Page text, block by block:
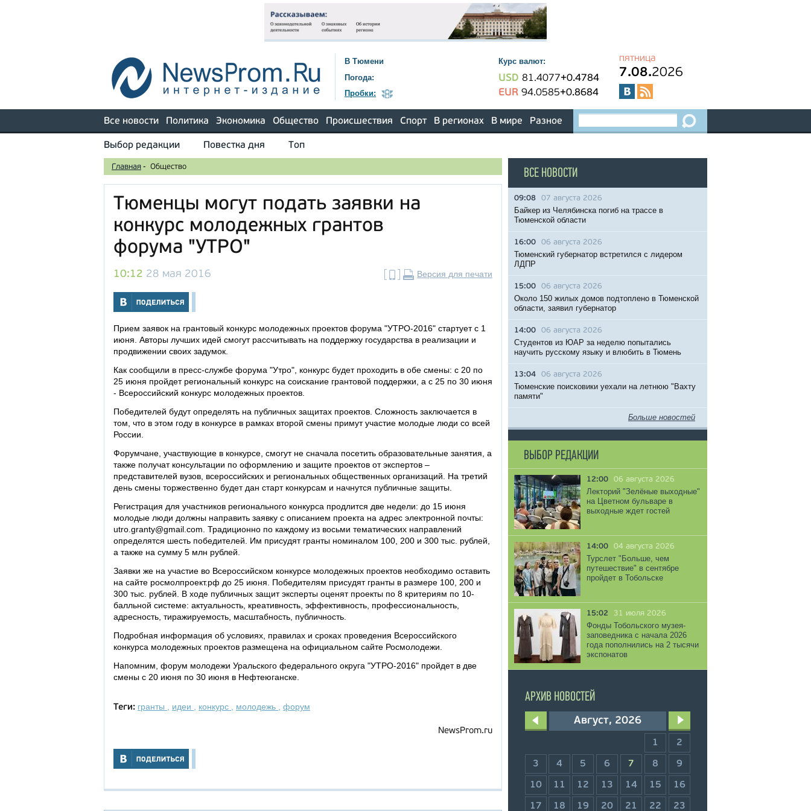
В Тюмени
Погода:
Пробки:
Курс валют:
USD 81.4077+0.4784
EUR 94.0585+0.8684
пятница
7.08.2026
Все новости Политика Экономика Общество Происшествия Спорт В регионах В мире Разное
Выбор редакции Повестка дня Топ
Главная - Общество
Тюменцы могут подать заявки на
конкурс молодежных грантов
форума "УТРО"
10:12 28 мая 2016 Версия для печати
Прием заявок на грантовый конкурс молодежных проектов форума "УТРО-2016" стартует с 1
июня. Авторы лучших идей смогут рассчитывать на поддержку государства в реализации и
продвижении своих задумок.
Как сообщили в пресс-службе форума "Утро", конкурс будет проходить в обе смены: с 20 по
25 июня пройдет региональный конкурс на соискание грантовой поддержки, а с 25 по 30 июня
- Всероссийский конкурс молодежных проектов.
Победителей будут определять на публичных защитах проектов. Сложность заключается в
том, что в этом году в конкурсе в рамках второй смены примут участие молодые люди со всей
России.
Форумчане, участвующие в конкурсе, смогут не сначала посетить образовательные занятия, а
также получат консультации по оформлению и защите проектов от экспертов –
представителей вузов, всероссийских и региональных общественных организаций. На третий
день смены торжественно будет дан старт конкурсам и начнутся публичные защиты.
Регистрация для участников регионального конкурса продлится две недели: до 15 июня
молодые люди должны направить заявку с описанием проекта на адрес электронной почты:
utro.granty@gmail.com. Традиционно по каждому из восьми тематических направлений
определятся шесть победителей. Им присудят гранты номиналом 100, 200 и 300 тыс. рублей,
а также на сумму 5 млн рублей.
Заявки же на участие во Всероссийском конкурсе молодежных проектов необходимо оставить
на сайте росмолпроект.рф до 25 июня. Победителям присудят гранты в размере 100, 200 и
300 тыс. рублей. В ходе публичных защит эксперты оценят проекты по 8 критериям по 10-
балльной системе: актуальность, креативность, эффективность, профессиональность,
адресность, тиражируемость, масштабность, публичность.
Подробная информация об условиях, правилах и сроках проведения Всероссийского
конкурса молодежных проектов размещена на официальном сайте Росмолодежи.
Напомним, форум молодежи Уральского федерального округа "УТРО-2016" пройдет в две
смены с 20 июня по 30 июня в Нефтеюганске.
Теги: гранты идеи конкурс молодежь форум
NewsProm.ru
ВСЕ НОВОСТИ
09:08 07 августа 2026
Байкер из Челябинска погиб на трассе в
Тюменской области
16:00 06 августа 2026
Тюменский губернатор встретился с лидером
ЛДПР
15:00 06 августа 2026
Около 150 жилых домов подтоплено в Тюменской
области, заявил губернатор
14:00 06 августа 2026
Студентов из ЮАР за неделю попытались
научить русскому языку и влюбить в Тюмень
13:04 06 августа 2026
Тюменские поисковики уехали на летнюю "Вахту
памяти"
Больше новостей
ВЫБОР РЕДАКЦИИ
12:00 06 августа 2026
Лекторий "Зелёные выходные"
на Цветном бульваре в
выходные ждет гостей
14:00 04 августа 2026
Турслет "Больше, чем
путешествие" в сентябре
пройдет в Тобольске
15:02 31 июля 2026
Фонды Тобольского музея-
заповедника с начала 2026
года пополнились на 2 тысячи
экспонатов
АРХИВ НОВОСТЕЙ
Август, 2026
1 2
3 4 5 6 7 8 9
10 11 12 13 14 15 16
17 18 19 20 21 22 23